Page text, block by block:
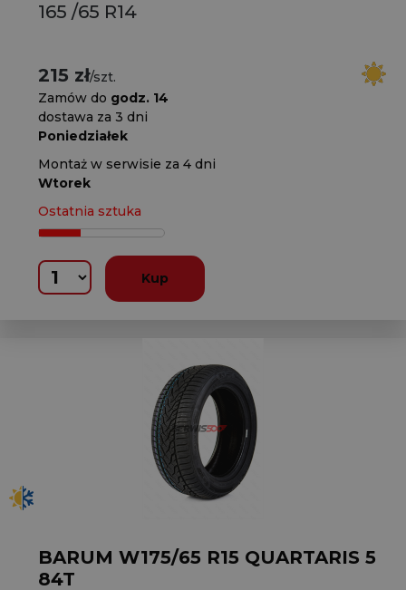
165 /65 R14
215 zł/szt.
Zamów do godz. 14
dostawa za 3 dni
Poniedziałek
Montaż w serwisie za 4 dni
Wtorek
Ostatnia sztuka
Kup
BARUM W175/65 R15 QUARTARIS 5
84T